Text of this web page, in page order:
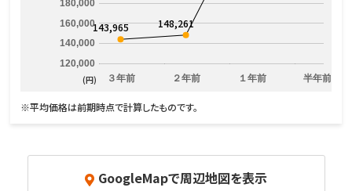
３年前 ２年前 １年前 半年前
120,000
140,000
160,000
180,000
143,965 148,261
(円)
※平均価格は前期時点で計算したものです。
GoogleMapで周辺地図を表示